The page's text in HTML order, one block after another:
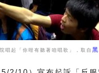
唱起「你咁有聽著咱唱歌」，取自